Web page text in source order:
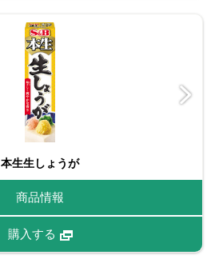
本生生しょうが
商品情報
購入する